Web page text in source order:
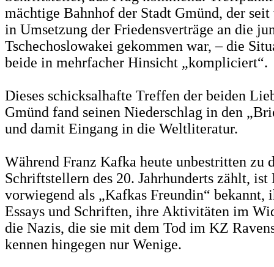
mächtige Bahnhof der Stadt Gmünd, der seit
in Umsetzung der Friedensverträge an die
Tschechoslowakei gekommen war, – die
beide in mehrfacher Hinsicht „kompliciert“.
Dieses schicksalhafte Treffen der beiden
Gmünd fand seinen Niederschlag in den
und damit Eingang in die Weltliteratur.
Während Franz Kafka heute unbestritten zu
Schriftstellern des 20. Jahrhunderts zählt, ist
vorwiegend als „Kafkas Freundin“ bekannt,
Essays und Schriften, ihre Aktivitäten im
die Nazis, die sie mit dem Tod im KZ
kennen hingegen nur Wenige.